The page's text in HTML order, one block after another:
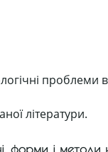
проблеми в
літератури.
форми і методи